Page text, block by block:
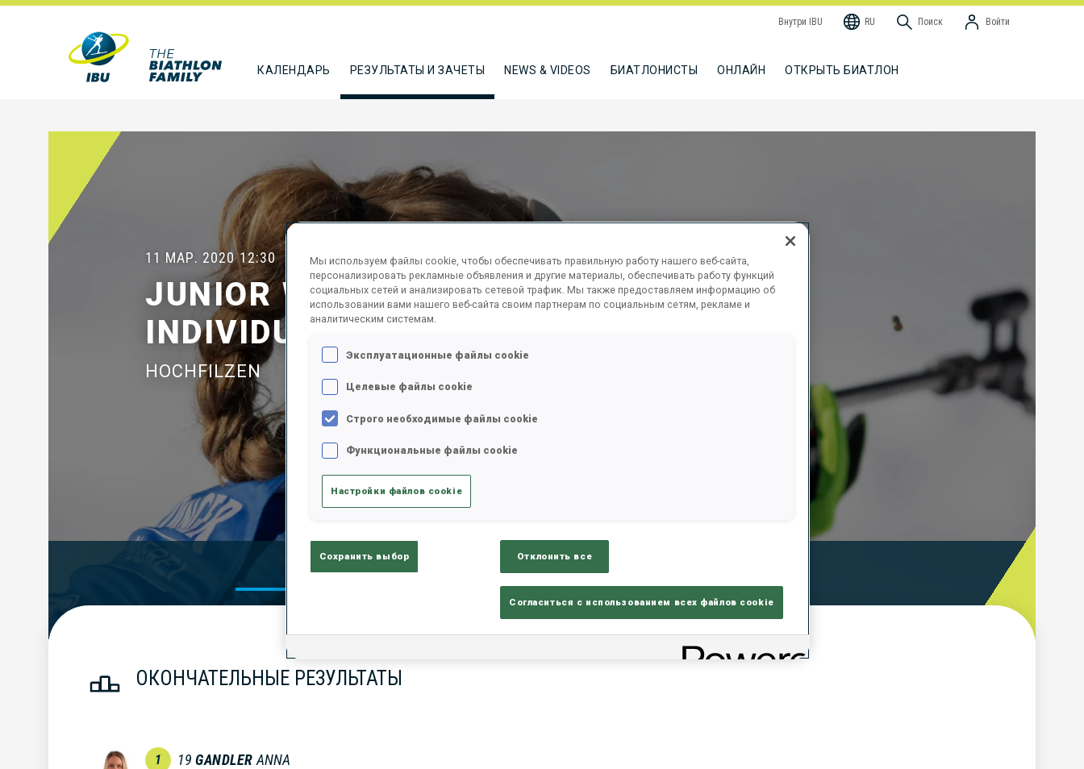
Внутри IBU RU Поиск Войти
КАЛЕНДАРЬ РЕЗУЛЬТАТЫ И ЗАЧЕТЫ NEWS & VIDEOS БИАТЛОНИСТЫ ОНЛАЙН ОТКРЫТЬ БИАТЛОН
11 МАР. 2020 12:30
JUNIOR WOMEN 12.5 KM
INDIVIDUAL
HOCHFILZEN
Official Results
ОКОНЧАТЕЛЬНЫЕ РЕЗУЛЬТАТЫ
1 19 GANDLER ANNA
Мы используем файлы cookie, чтобы обеспечивать правильную работу нашего веб-сайта,
персонализировать рекламные объявления и другие материалы, обеспечивать работу функций
социальных сетей и анализировать сетевой трафик. Мы также предоставляем информацию об
использовании вами нашего веб-сайта своим партнерам по социальным сетям, рекламе и
аналитическим системам.
Эксплуатационные файлы cookie
Целевые файлы cookie
Строго необходимые файлы cookie
Функциональные файлы cookie
Настройки файлов cookie
Сохранить выбор Отклонить все
Согласиться с использованием всех файлов cookie